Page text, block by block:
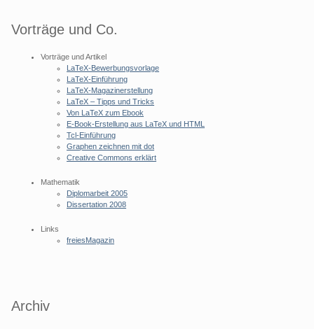
Vorträge und Co.
Vorträge und Artikel
LaTeX-Bewerbungsvorlage
LaTeX-Einführung
LaTeX-Magazinerstellung
LaTeX – Tipps und Tricks
Von LaTeX zum Ebook
E-Book-Erstellung aus LaTeX und HTML
Tcl-Einführung
Graphen zeichnen mit dot
Creative Commons erklärt
Mathematik
Diplomarbeit 2005
Dissertation 2008
Links
freiesMagazin
Archiv